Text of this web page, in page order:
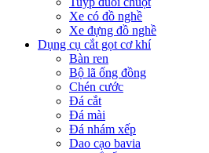
Xe có đồ nghề
Xe đựng đồ nghề
Dụng cụ cắt gọt cơ khí
Bàn ren
Bộ lã ống đồng
Chén cước
Đá cắt
Đá mài
Đá nhám xếp
Dao cạo bavia